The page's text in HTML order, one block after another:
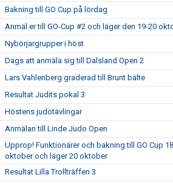
Bakning till GO Cup på lördag
Anmäl er till GO-Cup #2 och läger den 19-20
Nybörjargrupper i höst
Dags att anmäla sig till Dalsland Open 2
Lars Vahlenberg graderad till Brunt bälte
Resultat Judits pokal 3
Höstens judotävlingar
Anmälan till Linde Judo Open
Upprop! Funktionärer och bakning till GO Cup
oktober och läger 20 oktober
Resultat Lilla Trollträffen 3